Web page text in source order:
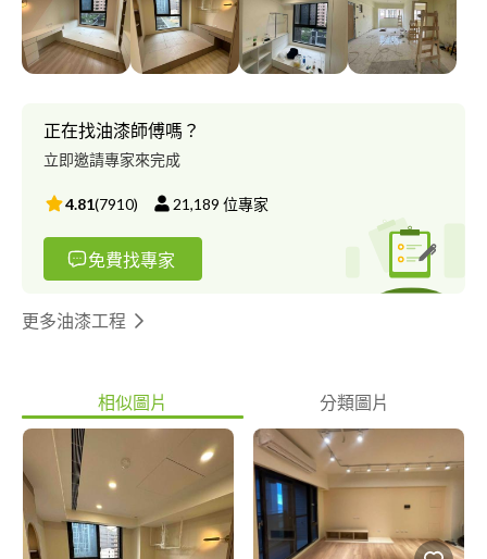
特 馬來漆 仿製清水模 珪藻土 等等藝術塗料工程 防水抓漏 : 外牆防
水隔熱處理.屋頂防水.外牆石頭漆 各種屋頂防水(陽台.露台)、外牆
防水、窗框防水、浴室防水、二次接縫、洗石子防水、筏基防水
種漏水、屋頂、外牆、水管、天花板等防水抓漏問題 我們的用心
值得您的信賴 免費到府估價
正在找油漆師傅嗎？
立即邀請專家來完成
4.81(7910) 21,189 位專家
免費找專家
更多油漆工程
相似圖片 分類圖片